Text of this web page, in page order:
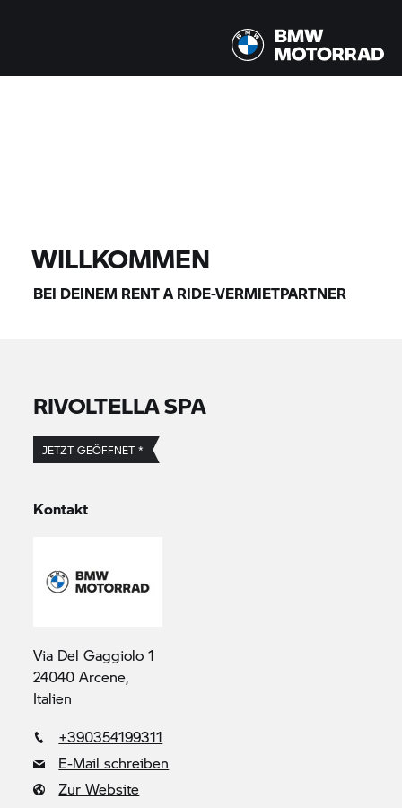
WILLKOMMEN
BEI DEINEM RENT A RIDE-VERMIETPARTNER
RIVOLTELLA SPA
JETZT GEÖFFNET *
Kontakt
Via Del Gaggiolo 1
24040 Arcene,
Italien
+390354199311
E-Mail schreiben
Zur Website